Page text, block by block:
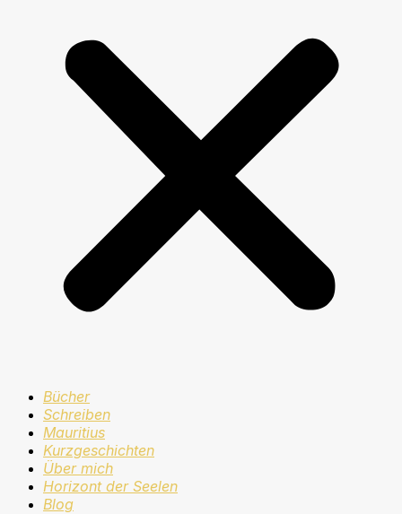
Bücher
Schreiben
Mauritius
Kurzgeschichten
Über mich
Horizont der Seelen
Blog